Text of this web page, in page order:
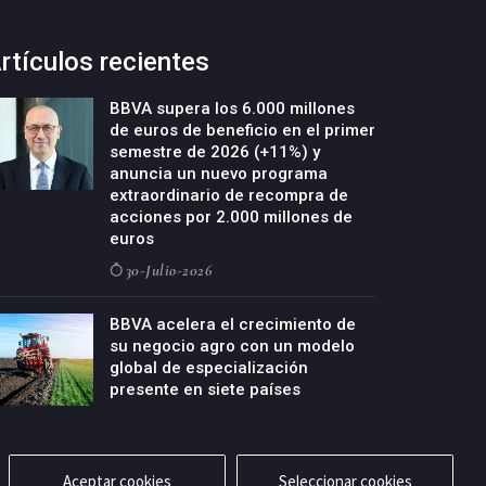
recientes
BBVA supera los 6.000 millones
de euros de beneficio en el primer
semestre de 2026 (+11%) y
anuncia un nuevo programa
extraordinario de recompra de
acciones por 2.000 millones de
euros
30-Julio-2026
BBVA acelera el crecimiento de
su negocio agro con un modelo
global de especialización
presente en siete países
Aceptar cookies Seleccionar cookies